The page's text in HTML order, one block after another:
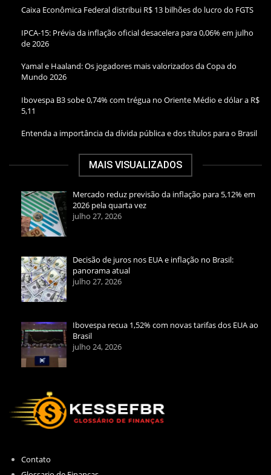
Caixa Econômica Federal distribui R$ 13 bilhões do lucro do FGTS
IPCA-15: Prévia da inflação oficial desacelera para 0,06% em julho
de 2026
Yamal e Haaland: Os jogadores mais valorizados da Copa do
Mundo 2026
Ibovespa B3 sobe 0,74% com trégua no Oriente Médio e dólar a R$
5,11
Entenda a importância da dívida pública e dos títulos para o Brasil
MAIS VISUALIZADOS
Mercado reduz previsão da inflação para 5,12% em
2026 pela quarta vez
julho 27, 2026
Decisão de juros nos EUA e inflação no Brasil:
panorama atual
julho 27, 2026
Ibovespa recua 1,52% com novas tarifas dos EUA ao
Brasil
julho 24, 2026
Contato